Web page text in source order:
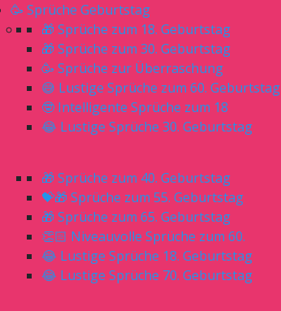
🥳 Sprüche Geburtstag
🎁 Sprüche zum 18. Geburtstag
🎁 Sprüche zum 30. Geburtstag
🥳 Sprüche zur Überraschung
😅 Lustige Sprüche zum 60. Geburtstag
🤓 Intelligente Sprüche zum 18
😂 Lustige Sprüche 30. Geburtstag
🎁 Sprüche zum 40. Geburtstag
💝🎁 Sprüche zum 55. Geburtstag
🎁 Sprüche zum 65. Geburtstag
👏🏻 Niveauvolle Sprüche zum 60.
😂 Lustige Sprüche 18. Geburtstag
😂 Lustige Sprüche 70. Geburtstag